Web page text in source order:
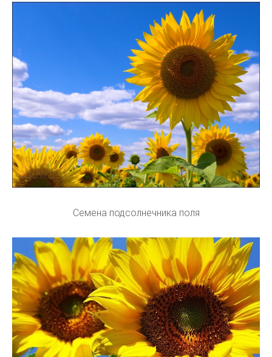
Семена подсолнечника поля